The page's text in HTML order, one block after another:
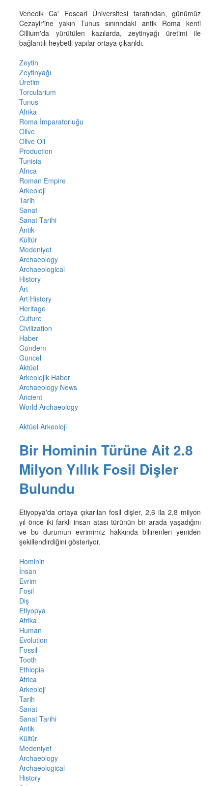
Venedik Ca' Foscari Üniversitesi tarafından, günümüz
Cezayir'ine yakın Tunus sınırındaki antik Roma kenti
Cillium'da yürütülen kazılarda, zeytinyağı üretimi ile
bağlantılı heybetli yapılar ortaya çıkarıldı.
Zeytin
Zeytinyağı
Üretim
Torcularium
Tunus
Afrika
Roma İmparatorluğu
Olive
Olive Oil
Production
Tunisia
Africa
Roman Empire
Arkeoloji
Tarih
Sanat
Sanat Tarihi
Antik
Kültür
Medeniyet
Archaeology
Archaeological
History
Art
Art History
Heritage
Culture
Civilization
Haber
Gündem
Güncel
Aktüel
Arkeolojik Haber
Archaeology News
Ancient
World Archaeology
Aktüel Arkeoloji
Bir Hominin Türüne Ait 2.8
Milyon Yıllık Fosil Dişler
Bulundu
Etiyopya'da ortaya çıkarılan fosil dişler, 2,6 ila 2,8 milyon
yıl önce iki farklı insan atası türünün bir arada yaşadığını
ve bu durumun evrimimiz hakkında bilinenleri yeniden
şekillendirdiğini gösteriyor.
Hominin
İnsan
Evrim
Fosil
Diş
Etiyopya
Afrika
Human
Evolution
Fossil
Tooth
Ethiopia
Africa
Arkeoloji
Tarih
Sanat
Sanat Tarihi
Antik
Kültür
Medeniyet
Archaeology
Archaeological
History